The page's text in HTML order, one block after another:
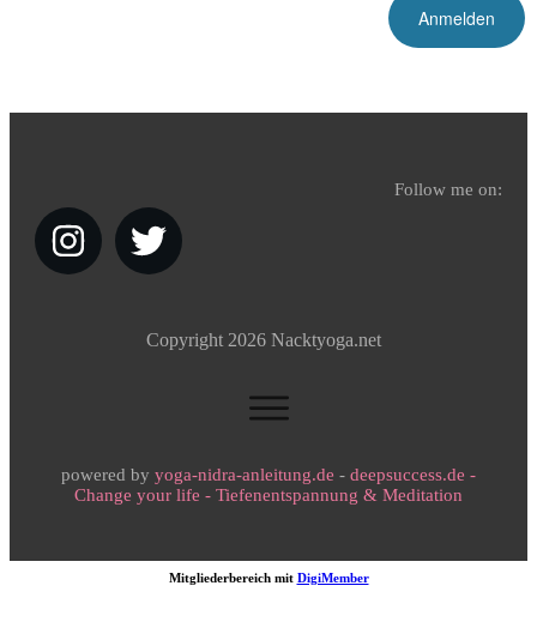
Follow me on:
Copyright 2026 Nacktyoga.net
powered by yoga-nidra-anleitung.de - deepsuccess.de -
Change your life - Tiefenentspannung & Meditation
Mitgliederbereich mit DigiMember